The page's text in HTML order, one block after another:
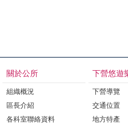
關於公所
組織概況
區長介紹
各科室聯絡資料
下營悠遊
下營導覽
交通位置
地方特產